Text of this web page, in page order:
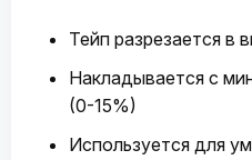
Тейп разрезается в
Накладывается с
(0-15%)
Используется для